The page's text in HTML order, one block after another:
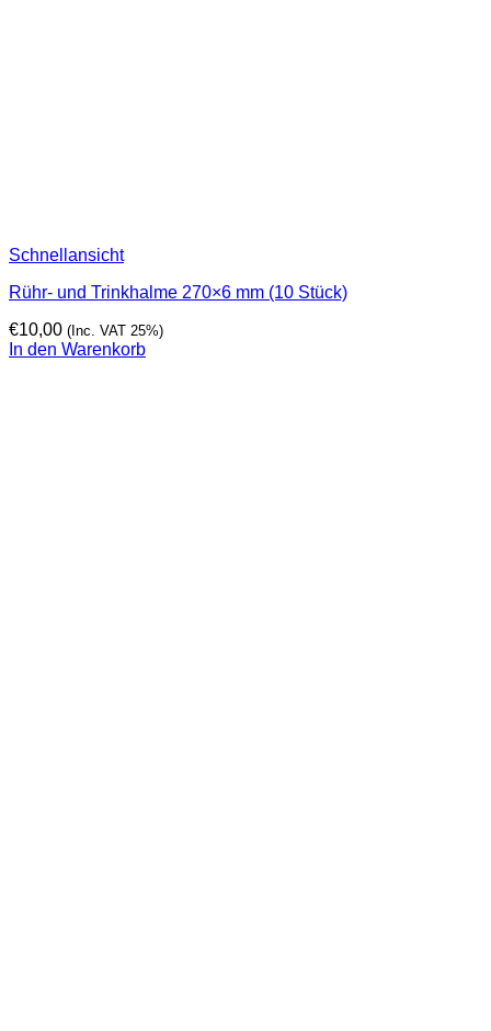
Schnellansicht
Rühr- und Trinkhalme 270×6 mm (10 Stück)
€10,00 (Inc. VAT 25%)
In den Warenkorb